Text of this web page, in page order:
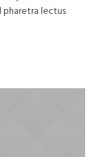
pharetra lectus